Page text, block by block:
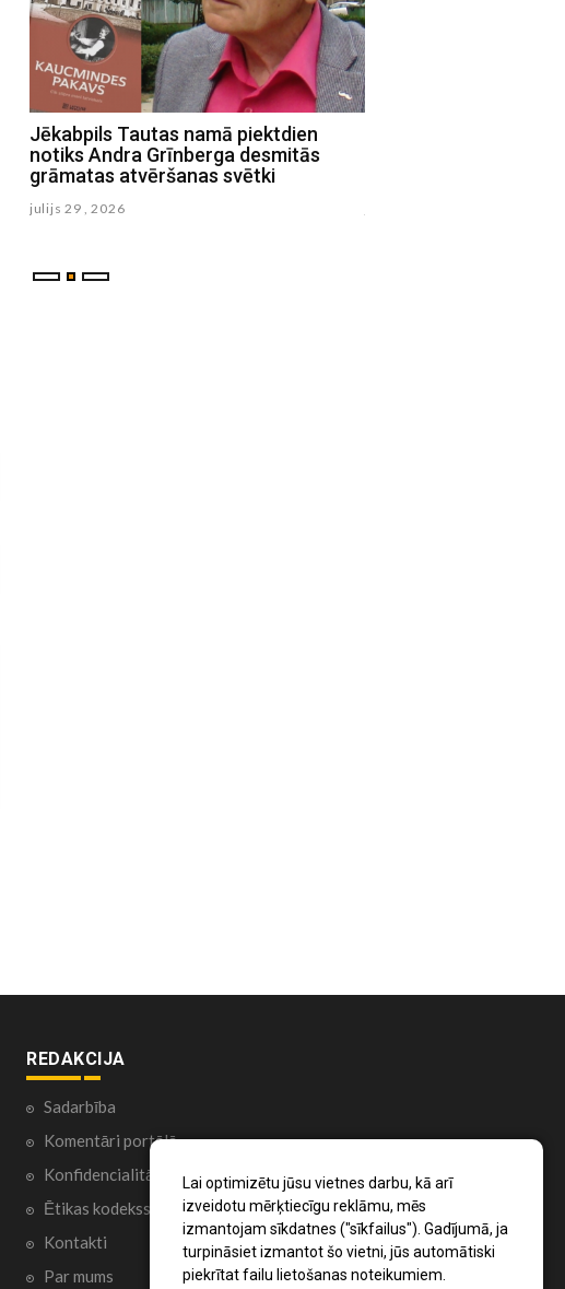
Lai optimizētu jūsu vietnes darbu, kā arī
izveidotu mērķtiecīgu reklāmu, mēs
izmantojam sīkdatnes ("sīkfailus"). Gadījumā, ja
turpināsiet izmantot šo vietni, jūs automātiski
piekrītat failu lietošanas noteikumiem.
Jēkabpils Tautas namā piektdien
notiks Andra Grīnberga desmitās
grāmatas atvēršanas svētki
julijs 29 , 2026
REDAKCIJA
Sadarbība
Komentāri portālā
Konfidencialitātes politika
Ētikas kodekss
Kontakti
Par mums